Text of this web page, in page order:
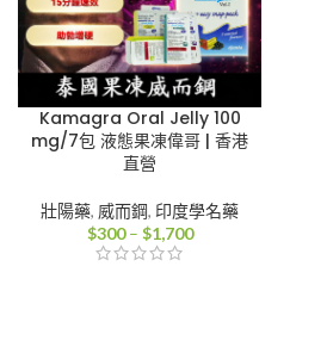
Kamagra Oral Jelly 100
mg/7包 液態果凍偉哥 | 香港
直營
壯陽藥, 威而鋼, 印度學名藥
$300 – $1,700價